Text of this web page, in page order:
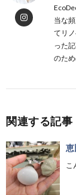
当な
てリ
った
のた
関連する記事
恵
こ